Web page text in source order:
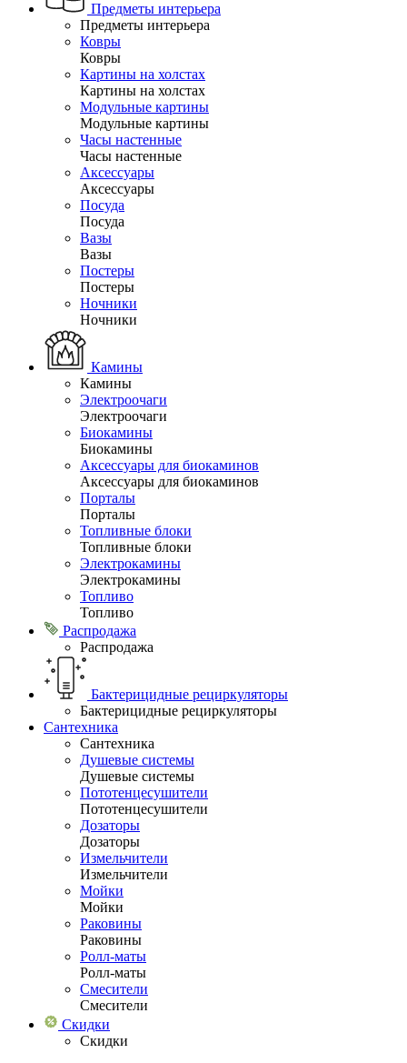
Предметы интерьера
Предметы интерьера
Ковры
Ковры
Картины на холстах
Картины на холстах
Модульные картины
Модульные картины
Часы настенные
Часы настенные
Аксессуары
Аксессуары
Посуда
Посуда
Вазы
Вазы
Постеры
Постеры
Ночники
Ночники
Камины
Камины
Электроочаги
Электроочаги
Биокамины
Биокамины
Аксессуары для биокаминов
Аксессуары для биокаминов
Порталы
Порталы
Топливные блоки
Топливные блоки
Электрокамины
Электрокамины
Топливо
Топливо
Распродажа
Распродажа
Бактерицидные рециркуляторы
Бактерицидные рециркуляторы
Сантехника
Сантехника
Душевые системы
Душевые системы
Пототенцесушители
Пототенцесушители
Дозаторы
Дозаторы
Измельчители
Измельчители
Мойки
Мойки
Раковины
Раковины
Ролл-маты
Ролл-маты
Смесители
Смесители
Скидки
Скидки